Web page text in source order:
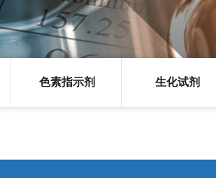
色素指示剂 生化试剂